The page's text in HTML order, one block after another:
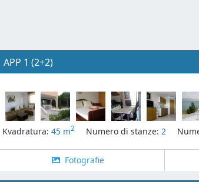
APP 1 (2+2)
Kvadratura: 45 m2 Numero di stanze: 2
Fotografie